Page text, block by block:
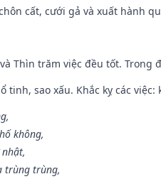
cất, cưới gả và xuất hành
Thìn trăm việc đều tốt.
tinh, sao xấu. Khắc kỵ các
không,
trùng trùng,